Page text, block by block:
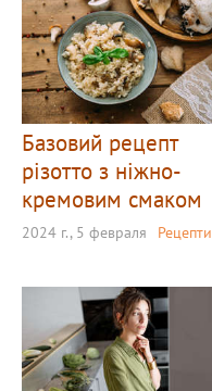
Базовий рецепт
різотто з ніжно-
кремовим смаком
2024 г., 5 февраля Рецепти